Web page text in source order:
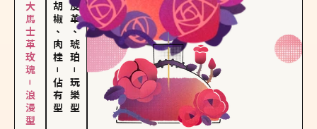
大馬士革玫瑰－浪漫型 胡椒、肉桂
－
佔有型
皮革、琥珀
－
玩樂型